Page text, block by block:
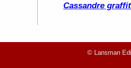
Cassandre
© Lansman